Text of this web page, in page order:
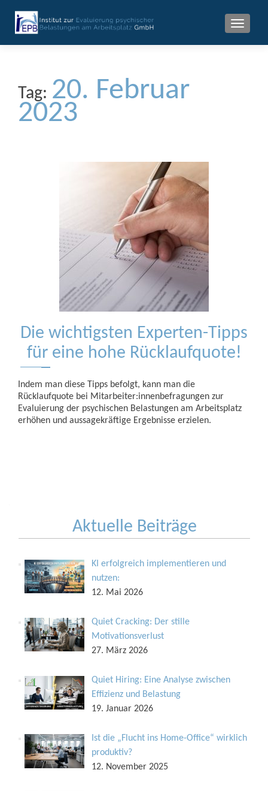
MENU
Tag: 20. Februar
2023
Die wichtigsten Experten-Tipps
für eine hohe Rücklaufquote!
Indem man diese Tipps befolgt, kann man die
Rücklaufquote bei Mitarbeiter:innenbefragungen zur
Evaluierung der psychischen Belastungen am Arbeitsplatz
erhöhen und aussagekräftige Ergebnisse erzielen.
Aktuelle Beiträge
KI erfolgreich implementieren und
nutzen:
12. Mai 2026
Quiet Cracking: Der stille
Motivationsverlust
27. März 2026
Quiet Hiring: Eine Analyse zwischen
Effizienz und Belastung
19. Januar 2026
Ist die „Flucht ins Home-Office“ wirklich
produktiv?
12. November 2025